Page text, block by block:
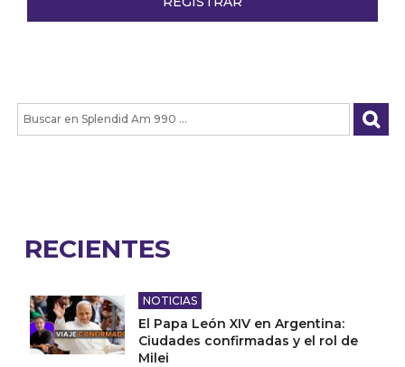
RECIENTES
NOTICIAS
El Papa León XIV en Argentina:
Ciudades confirmadas y el rol de
Milei